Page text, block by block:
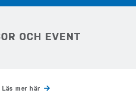
OCH EVENT
Läs mer här